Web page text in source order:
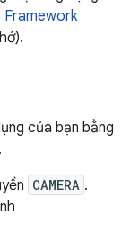
của bạn bằng
CAMERA .